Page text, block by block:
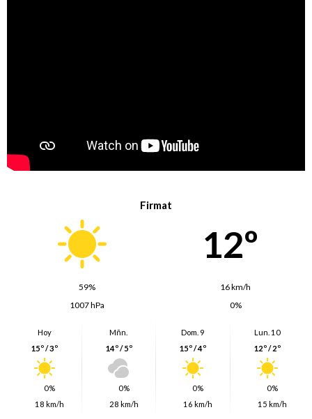
Firmat
12º
59%
16 km/h
1007 hPa
0%
Hoy
15º / 3º
0%
18 km/h
Mñn.
14º / 5º
0%
28 km/h
Dom. 9
15º / 4º
0%
16 km/h
Lun. 10
12º / 2º
0%
15 km/h